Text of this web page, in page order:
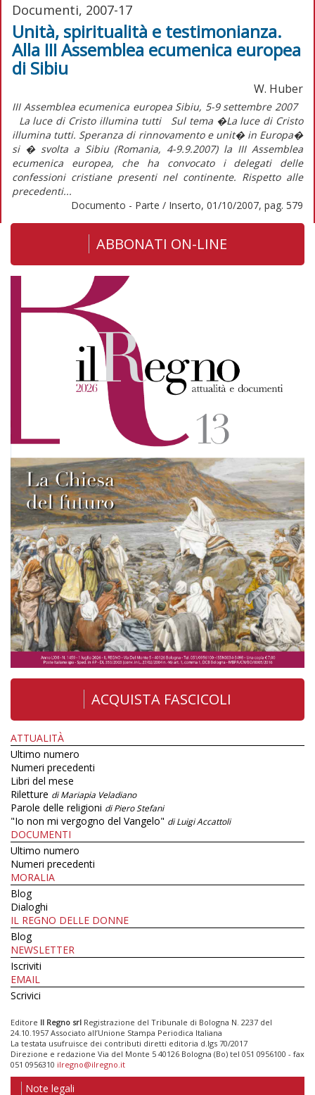
Documenti, 2007-17
Unità, spiritualità e testimonianza.
Alla III Assemblea ecumenica europea
di Sibiu
W. Huber
III Assemblea ecumenica europea Sibiu, 5-9 settembre 2007
La luce di Cristo illumina tutti Sul tema �La luce di Cristo
illumina tutti. Speranza di rinnovamento e unit� in Europa�
si � svolta a Sibiu (Romania, 4-9.9.2007) la III Assemblea
ecumenica europea, che ha convocato i delegati delle
confessioni cristiane presenti nel continente. Rispetto alle
precedenti...
Documento - Parte / Inserto, 01/10/2007, pag. 579
ABBONATI ON-LINE
ACQUISTA FASCICOLI
ATTUALITÀ
Ultimo numero
Numeri precedenti
Libri del mese
Riletture di Mariapia Veladiano
Parole delle religioni di Piero Stefani
"Io non mi vergogno del Vangelo" di Luigi Accattoli
DOCUMENTI
Ultimo numero
Numeri precedenti
MORALIA
Blog
Dialoghi
IL REGNO DELLE DONNE
Blog
NEWSLETTER
Iscriviti
EMAIL
Scrivici
Editore Il Regno srl Registrazione del Tribunale di Bologna N. 2237 del
24.10.1957 Associato all’Unione Stampa Periodica Italiana
La testata usufruisce dei contributi diretti editoria d.lgs 70/2017
Direzione e redazione Via del Monte 5 40126 Bologna (Bo) tel 051 0956100 - fax
051 0956310 ilregno@ilregno.it
Note legali